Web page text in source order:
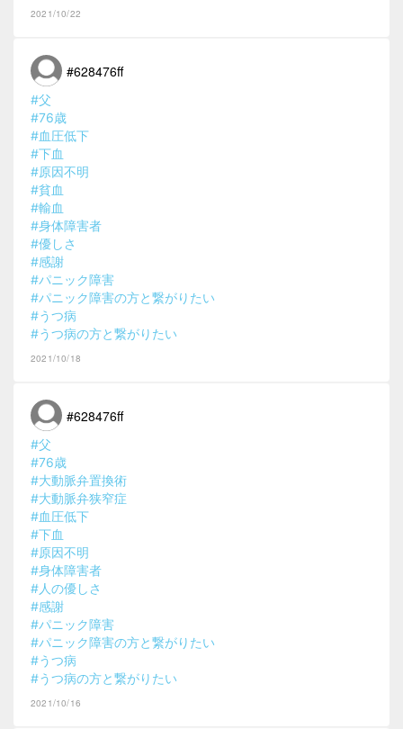
2021/10/22
#628476ff
#父
#76歳
#血圧低下
#下血
#原因不明
#貧血
#輸血
#身体障害者
#優しさ
#感謝
#パニック障害
#パニック障害の方と繋がりたい
#うつ病
#うつ病の方と繋がりたい
2021/10/18
#628476ff
#父
#76歳
#大動脈弁置換術
#大動脈弁狭窄症
#血圧低下
#下血
#原因不明
#身体障害者
#人の優しさ
#感謝
#パニック障害
#パニック障害の方と繋がりたい
#うつ病
#うつ病の方と繋がりたい
2021/10/16